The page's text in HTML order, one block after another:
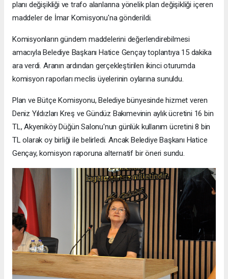
planı değişikliği ve trafo alanlarına yönelik plan değişikliği içeren
maddeler de İmar Komisyonu'na gönderildi.
Komisyonların gündem maddelerini değerlendirebilmesi
amacıyla Belediye Başkanı Hatice Gençay toplantıya 15 dakika
ara verdi. Aranın ardından gerçekleştirilen ikinci oturumda
komisyon raporları meclis üyelerinin oylarına sunuldu.
Plan ve Bütçe Komisyonu, Belediye bünyesinde hizmet veren
Deniz Yıldızları Kreş ve Gündüz Bakımevinin aylık ücretini 16 bin
TL, Akyeniköy Düğün Salonu'nun günlük kullanım ücretini 8 bin
TL olarak oy birliği ile belirledi. Ancak Belediye Başkanı Hatice
Gençay, komisyon raporuna alternatif bir öneri sundu.